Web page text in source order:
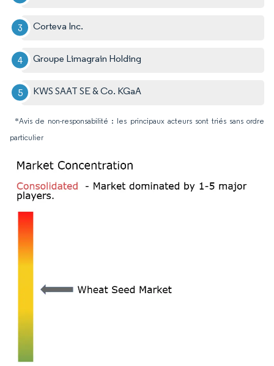
Corteva Inc.
Groupe Limagrain Holding
KWS SAAT SE & Co. KGaA
*Avis de non-responsabilité : les principaux acteurs sont triés sans ordre
particulier